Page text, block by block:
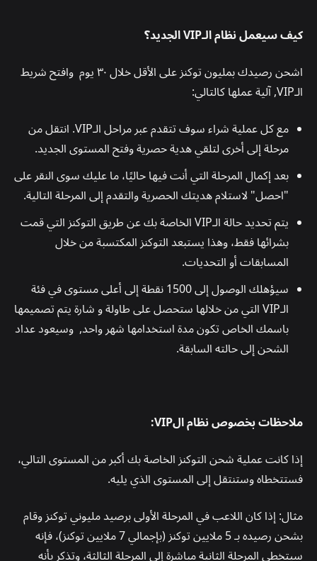
كيف سيعمل نظام الـVIP الجديد؟
اشحن رصيدك بمليون توكنز على الأقل خلال ٣٠ يوم وافتح شريط
الـVIP, آلية عملها كالتالي:
مع كل عملية شراء سوف تتقدم عبر مراحل الـVIP. انتقل من
مرحلة إلى أخرى لتلقي هدية حصرية وفتح المستوى الجديد.
بعد إكمال المرحلة التي أنت فيها حاليًا، ما عليك سوى النقر على
"احصل" لاستلام هديتك الحصرية والتقدم إلى المرحلة التالية.
يتم تحديد حالة الـVIP الخاصة بك عن طريق التوكنز التي قمت
بشرائها فقط، وهذا يستبعد التوكنز المكتسبة من خلال
المسابقات أو التحديات.
سيؤهلك الوصول إلى 1500 نقطة إلى أعلى مستوى في فئة
الـVIP التي من خلالها ستحصل على طاولة و شارة يتم تصميمها
باسمك الخاص تكون مدة استخدامها شهر واحد, وسيعود عداد
الشحن إلى حالته السابقة.
ملاحظات بخصوص نظام الVIP:
إذا كانت عملية شحن التوكنز الخاصة بك أكبر من المستوى التالي،
فستتخطاه وستنتقل إلى المستوى الذي يليه.
مثال: إذا كان اللاعب في المرحلة الأولى برصيد مليوني توكنز وقام
بشحن رصيده بـ 5 ملايين توكنز (بإجمالي 7 ملايين توكنز)، فإنه
سيتخطى المرحلة الثانية مباشرة إلى المرحلة الثالثة، وتذكر بأنه